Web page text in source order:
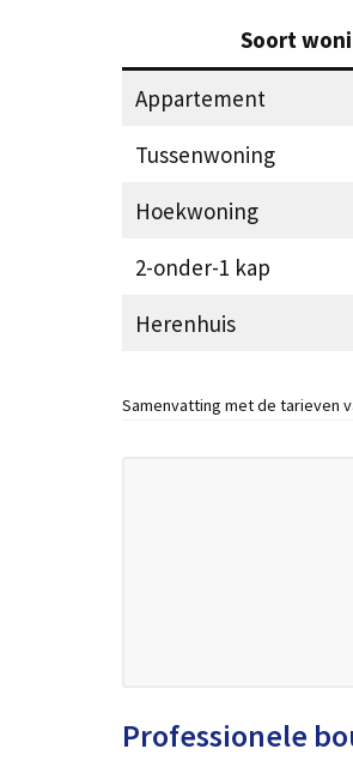
Soort
Appartement
Tussenwoning
Hoekwoning
2-onder-1 kap
Herenhuis
Samenvatting met de tarieven
Professionele